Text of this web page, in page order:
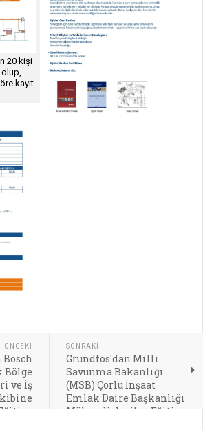
20 kişi
olup,
kayıt
ÖNCEKI
ve İş
SONRAKI
Grundfos'dan Milli
Savunma Bakanlığı
(MSB) Çorlu İnşaat
Emlak Daire Başkanlığı
Mühendisleri’ne Eğitim